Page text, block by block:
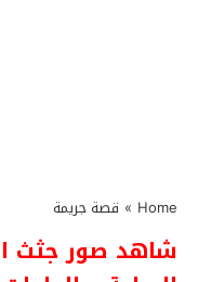
Home
» قصة جريمة
شاهد صور جثث